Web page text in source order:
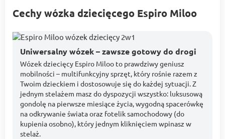
Cechy wózka dziecięcego Espiro Miloo
Uniwersalny wózek – zawsze gotowy do drogi
Wózek dziecięcy Espiro Miloo to prawdziwy geniusz
mobilności – multifunkcyjny sprzęt, który rośnie razem z
Twoim dzieckiem i dostosowuje się do każdej sytuacji. Z
jednym stelażem masz do dyspozycji wszystko: luksusową
gondolę na pierwsze miesiące życia, wygodną spacerówkę
na odkrywanie świata oraz fotelik samochodowy (do
kupienia osobno), który jednym kliknięciem wpinasz w
stelaż.